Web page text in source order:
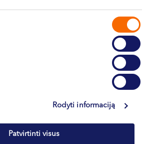
Rodyti informaciją
Patvirtinti visus
echoskopuotojas, endoskopuotojas
g. 19